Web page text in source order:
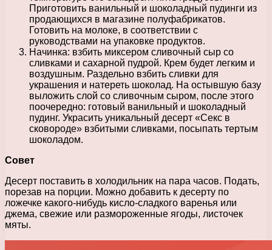
Приготовить ванильный и шоколадный пудинги из
продающихся в магазине полуфабрикатов.
Готовить на молоке, в соответствии с
руководствами на упаковке продуктов.
Начинка: взбить миксером сливочный сыр со
сливками и сахарной пудрой. Крем будет легким и
воздушным. Раздельно взбить сливки для
украшения и натереть шоколад. На остывшую базу
выложить слой со сливочным сыром, после этого
поочередно: готовый ванильный и шоколадный
пудинг. Украсить уникальный десерт «Секс в
сковороде» взбитыми сливками, посыпать тертым
шоколадом.
Совет
Десерт поставить в холодильник на пара часов. Подать,
порезав на порции. Можно добавить к десерту по
ложечке какого-нибудь кисло-сладкого варенья или
джема, свежие или размороженные ягоды, листочек
мяты.